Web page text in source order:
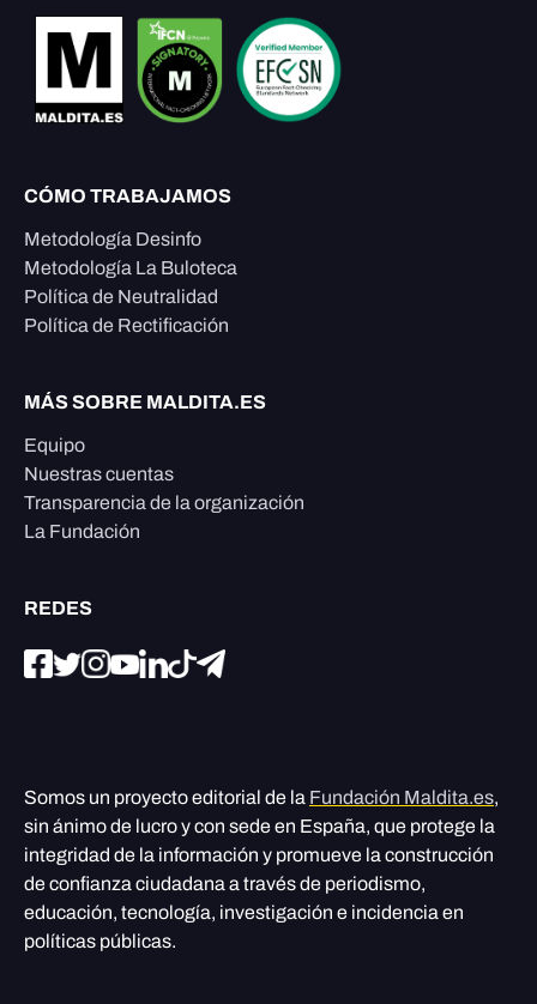
CÓMO TRABAJAMOS
Metodología Desinfo
Metodología La Buloteca
Política de Neutralidad
Política de Rectificación
MÁS SOBRE MALDITA.ES
Equipo
Nuestras cuentas
Transparencia de la organización
La Fundación
REDES
Somos un proyecto editorial de la Fundación Maldita.es,
sin ánimo de lucro y con sede en España, que protege la
integridad de la información y promueve la construcción
de confianza ciudadana a través de periodismo,
educación, tecnología, investigación e incidencia en
políticas públicas.